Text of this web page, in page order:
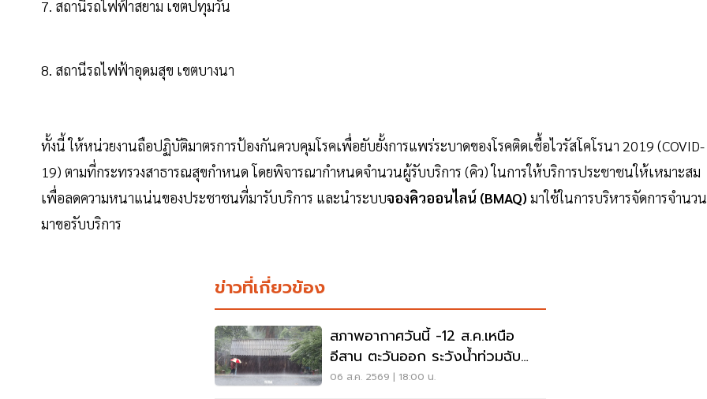
7. สถานีรถไฟฟ้าสยาม เขตปทุมวัน
8. สถานีรถไฟฟ้าอุดมสุข เขตบางนา
ทั้งนี้ ให้หน่วยงานถือปฏิบัติมาตรการป้องกันควบคุมโรคเพื่อยับยั้งการแพร่ระบาดของโรคติดเชื้อไวรัสโคโรนา 2019 (COVID-
19) ตามที่กระทรวงสาธารณสุขกำหนด โดยพิจารณากำหนดจำนวนผู้รับบริการ (คิว) ในการให้บริการประชาชนให้เหมาะสม
เพื่อลดความหนาแน่นของประชาชนที่มารับบริการ และนำระบบจองคิวออนไลน์ (BMAQ) มาใช้ในการบริหารจัดการจำนว
มาขอรับบริการ
ข่าวที่เกี่ยวข้อง
สภาพอากาศวันนี้ -12 ส.ค.เหนือ
อีสาน ตะวันออก ระวังน้ำท่วมฉับ
พลัน น้ำป่าไหลหลาก
06 ส.ค. 2569 | 18:00 น.